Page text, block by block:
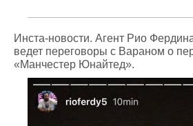
Инста-новости. Агент Рио
ведет переговоры с Вараном о
«Манчестер Юнайтед».